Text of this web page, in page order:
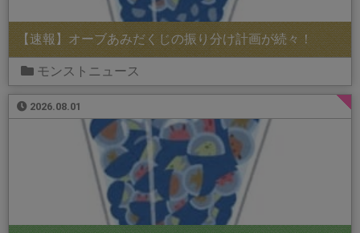
【速報】オーブあみだくじの振り分け計画が続々！
モンストニュース
2026.08.01